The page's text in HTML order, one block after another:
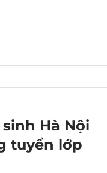
Hà Nội
tuyển lớp